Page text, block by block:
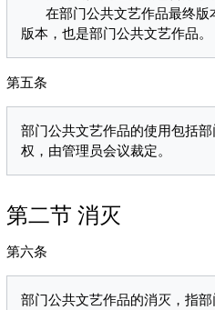
   在部门公共文艺作品最终版本产生过程中产生的各中间
第五条
部门公共文艺作品的使用包括
第二节 消灭
第六条
部门公共文艺作品的消灭，指